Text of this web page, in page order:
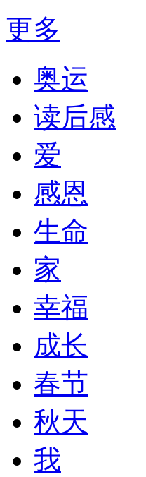
更多
奥运
读后感
爱
感恩
生命
家
幸福
成长
春节
秋天
我